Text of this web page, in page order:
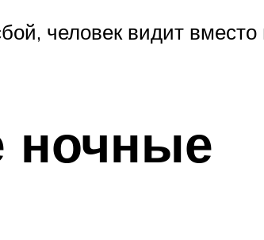
человек видит вместо
ночные